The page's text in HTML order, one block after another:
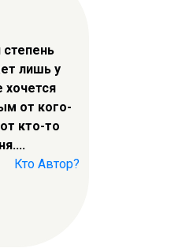
лишь у
хочется
от кого-
кто-то
Кто Автор?